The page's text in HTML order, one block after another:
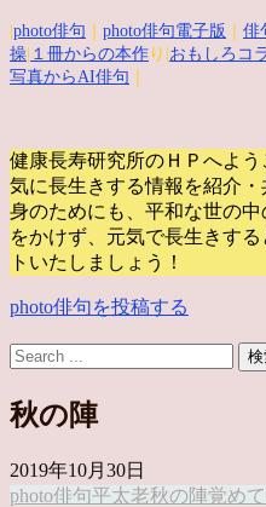
photo俳句 photo俳句電子版 俳
操 １冊からの本作 り| おもしろコ
写真からAI俳句
健康長寿研究所のＨＰへよ
気に長生きする情報を紹介・
身のためにも、平和な世の
をかけず、元気で長生きす
トいたしましょう！
photo俳句を投稿する
秋の陣
2019年10月30日
photo俳句平太老秋の陣覚めて